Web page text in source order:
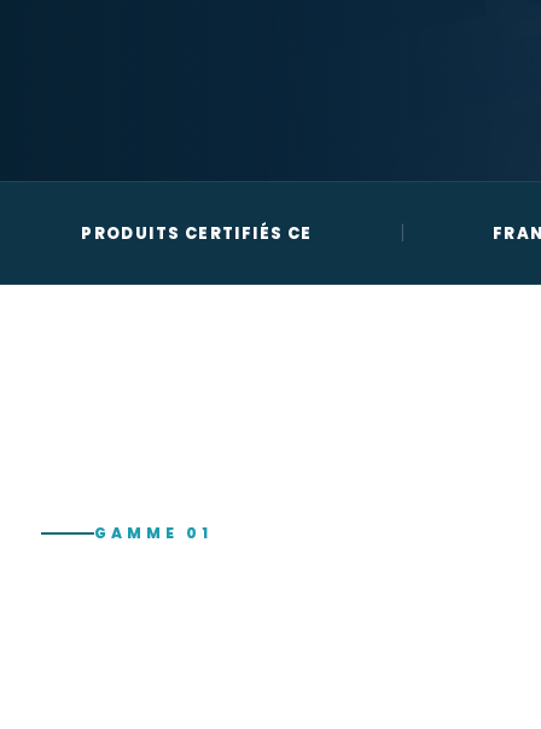
PRODUITS CERTIFIÉS CE |
GAMME 01